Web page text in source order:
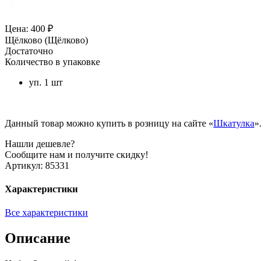
Цена: 400 ₽
Щёлково (Щёлково)
Достаточно
Количество в упаковке
уп. 1 шт
Данный товар можно купить в розницу на сайте «Шкатулка».
Нашли дешевле?
Сообщите нам и получите скидку!
Артикул: 85331
Характеристики
Все характеристики
Описание